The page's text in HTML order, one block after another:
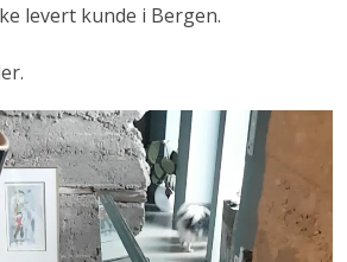
levert kunde i Bergen.